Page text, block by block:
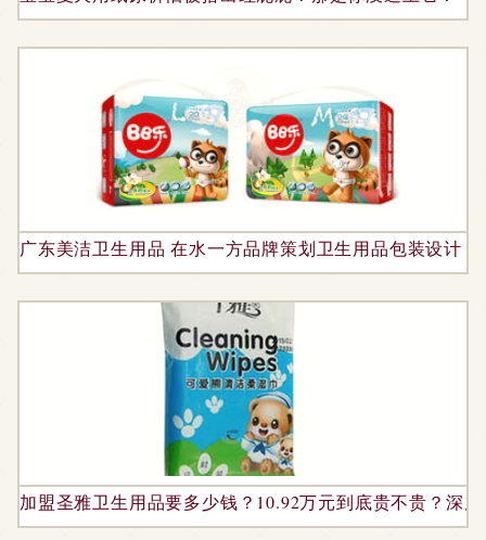
广东美洁卫生用品 在水一方品牌策划卫生用品包装设计
加盟圣雅卫生用品要多少钱？10.92万元到底贵不贵？深